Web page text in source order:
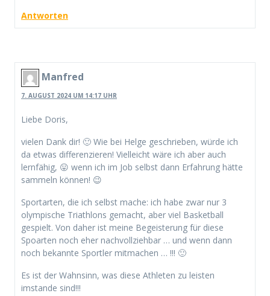
Antworten
Manfred
7. AUGUST 2024 UM 14:17 UHR
Liebe Doris,
vielen Dank dir! 🙂 Wie bei Helge geschrieben, würde ich
da etwas differenzieren! Vielleicht wäre ich aber auch
lernfähig, 😛 wenn ich im Job selbst dann Erfahrung hätte
sammeln können! 😉
Sportarten, die ich selbst mache: ich habe zwar nur 3
olympische Triathlons gemacht, aber viel Basketball
gespielt. Von daher ist meine Begeisterung für diese
Spoarten noch eher nachvollziehbar … und wenn dann
noch bekannte Sportler mitmachen … !!! 🙂
Es ist der Wahnsinn, was diese Athleten zu leisten
imstande sind!!!